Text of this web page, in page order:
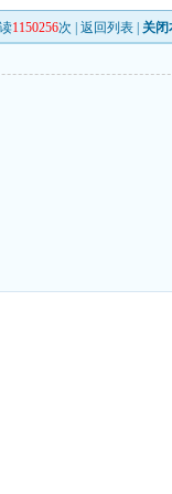
1150256次 |返回列表 关闭